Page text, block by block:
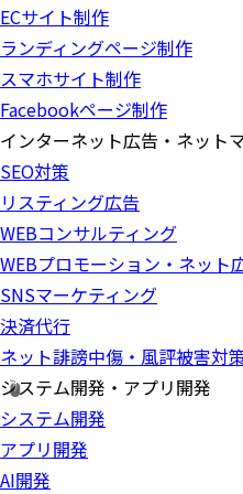
ECサイト制作
ランディングページ制作
スマホサイト制作
Facebookページ制作
インターネット広告・ネット
SEO対策
リスティング広告
WEBコンサルティング
WEBプロモーション・ネット
SNSマーケティング
決済代行
ネット誹謗中傷・風評被害対
システム開発・アプリ開発
システム開発
アプリ開発
AI開発